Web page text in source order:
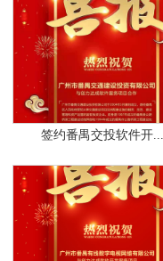
签约番禺交投软件开...